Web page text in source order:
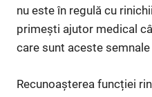
nu este în regulă cu
primești ajutor medical
care sunt aceste
Recunoașterea funcției